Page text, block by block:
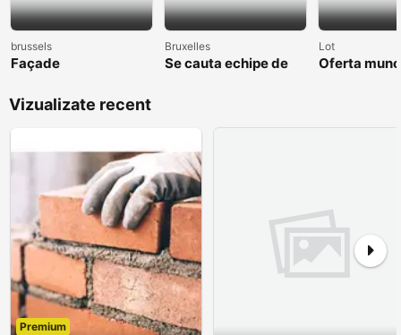
brussels
Façade
Bruxelles
Se cauta echipe de
Lot
Oferta
Vizualizate recent
Premium